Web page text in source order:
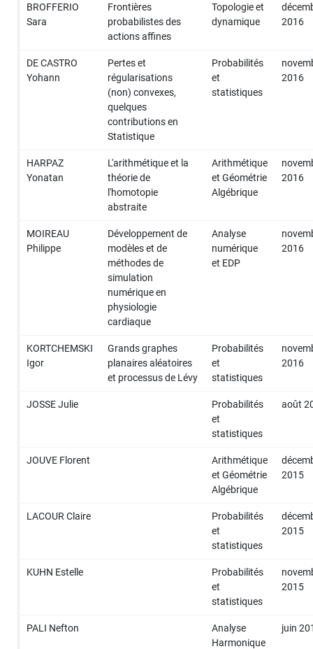
BROFFERIO
Sara
Frontières
probabilistes des
actions affines
Topologie et
dynamique
2016
DE CASTRO
Yohann
Pertes et
régularisations
(non) convexes,
quelques
contributions en
Statistique
Probabilités
et
statistiques
2016
HARPAZ
Yonatan
L'arithmétique et la
théorie de
l'homotopie
abstraite
Arithmétique
et Géométrie
Algébrique
2016
MOIREAU
Philippe
Développement de
modèles et de
méthodes de
simulation
numérique en
physiologie
cardiaque
Analyse
numérique
et EDP
2016
KORTCHEMSKI
Igor
Grands graphes
planaires aléatoires
et processus de Lévy
Probabilités
et
statistiques
2016
JOSSE Julie
Probabilités
et
statistiques
août
JOUVE Florent
Arithmétique
et Géométrie
Algébrique
2015
LACOUR Claire
Probabilités
et
statistiques
2015
KUHN Estelle
Probabilités
et
statistiques
2015
PALI Nefton
Analyse
Harmonique
juin